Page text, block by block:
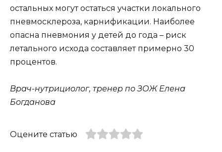
остальных могут остаться участки локального
пневмосклероза, карнификации. Наиболее
опасна пневмония у детей до года – риск
летального исхода составляет примерно 30
процентов.
Врач-нутрициолог, тренер по ЗОЖ Елена
Богданова
Оцените статью